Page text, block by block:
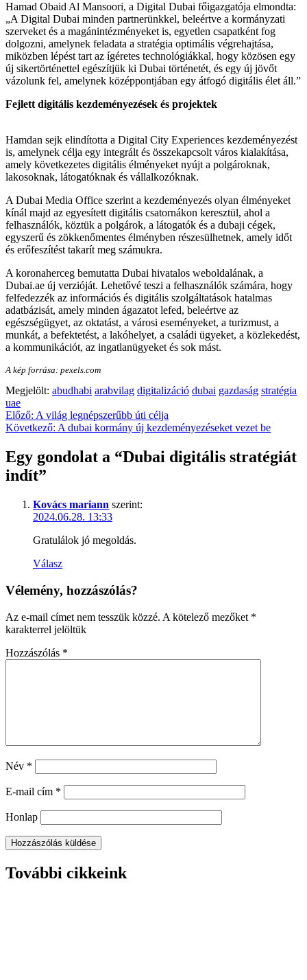
Hamad Obaid Al Mansoori, a Digital Dubai főigazgatója elmondta:
„A Digital Dubai minden partnerünkkel, beleértve a kormányzati
szerveket és a magánintézményeket is, egyetlen csapatként fog
dolgozni, amelynek feladata a stratégia optimális végrehajtása,
miközben lépést tart az ígéretes technológiákkal, hogy közösen egy
új sikertörténettel egészítjük ki Dubai történetét, és egy új jövőt
vázolunk fel, amelynek középpontjában egy átfogó digitális élet áll.”
Fejlett digitális kezdeményezések és projektek
Hamdan sejk elindította a Digital City Experiences kezdeményezést
is, amelynek célja egy integrált és összekapcsolt város kialakítása,
amely következetes digitális élményeket nyújt a polgároknak,
lakosoknak, látogatóknak és vállalkozóknak.
A Dubai Media Office szerint a kezdeményezés olyan élményeket
kínál majd az egyesített digitális csatornákon keresztül, ahol a
felhasználók, köztük a polgárok, a látogatók és a dubaji cégek,
egyszerű és zökkenőmentes élményben részesülhetnek, amely időt
és erőfeszítést takarít meg számukra.
A koronaherceg bemutatta Dubai hivatalos weboldalának, a
Dubai.ae új verzióját. Lehetővé teszi a felhasználók számára, hogy
felfedezzék az információs és digitális szolgáltatások hatalmas
adatbázisát, amely minden ágazatot lefed, beleértve az
egészségügyet, az oktatást, a városi eseményeket, a turizmust, a
munkát, a befektetést, a lakóhelyet, a családi ügyeket, a közlekedést,
a kommunikációt, az ingatlanügyeket és sok mást.
A kép forrása: pexels.com
Megjelölt: abudhabi arabvilag digitalizáció dubai gazdaság stratégia
uae
Bejegyzés
navigáció
Előző: A világ legnépszerűbb úti célja
Következő: A dubai kormány új kezdeményezéseket vezet be
Egy gondolat a “Dubai digitális stratégiát
indít”
Kovács mariann szerint:
2024.06.28. 13:33
Gratulálok jó megoldás.
Válasz
Vélemény, hozzászólás?
Az e-mail címet nem tesszük közzé. A kötelező mezőket *
karakterrel jelöltük
Hozzászólás *
Név *
E-mail cím *
Honlap
További cikkeink